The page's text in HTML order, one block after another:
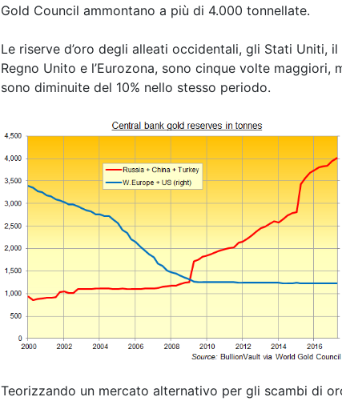
Gold Council ammontano a più di 4.000 tonnellate.
Le riserve d’oro degli alleati occidentali, gli Stati Uniti, il
Regno Unito e l’Eurozona, sono cinque volte maggiori,
sono diminuite del 10% nello stesso periodo.
Teorizzando un mercato alternativo per gli scambi di